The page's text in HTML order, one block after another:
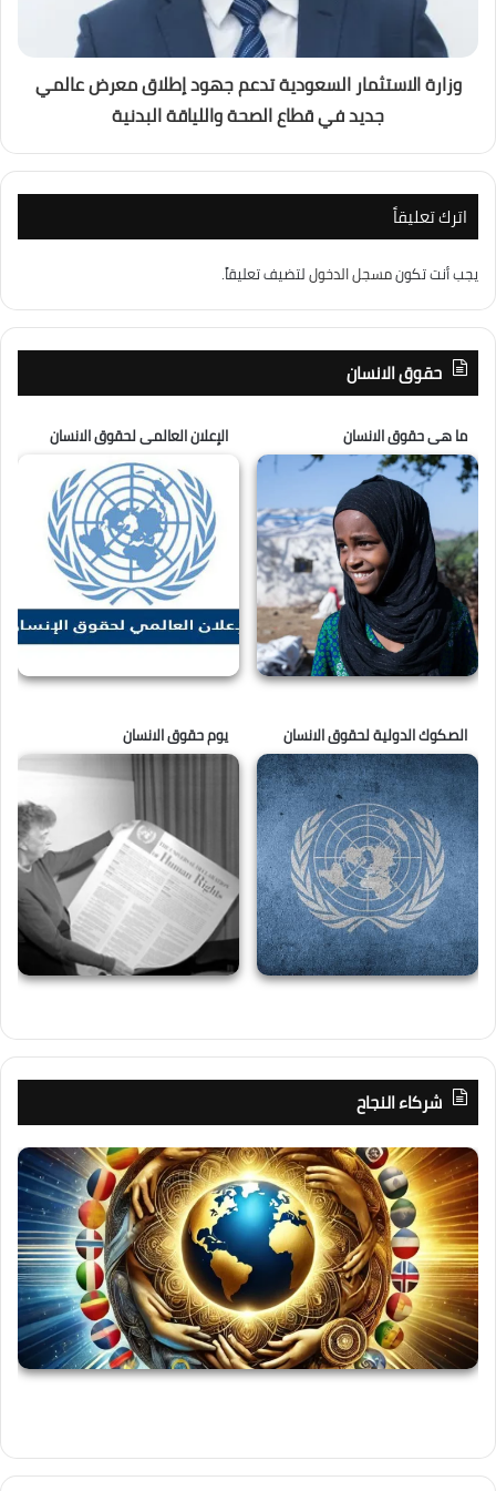
وزارة الاستثمار السعودية تدعم جهود إطلاق معرض عالمي
جديد في قطاع الصحة واللياقة البدنية
اترك تعليقاً
يجب أنت تكونمسجل الدخوللتضيف تعليقاً.
حقوق الانسان
ما هى حقوق الانسان الإعلان العالمى لحقوق الانسان
الصكوك الدولية لحقوق الانسان يوم حقوق الانسان
شركاء النجاح